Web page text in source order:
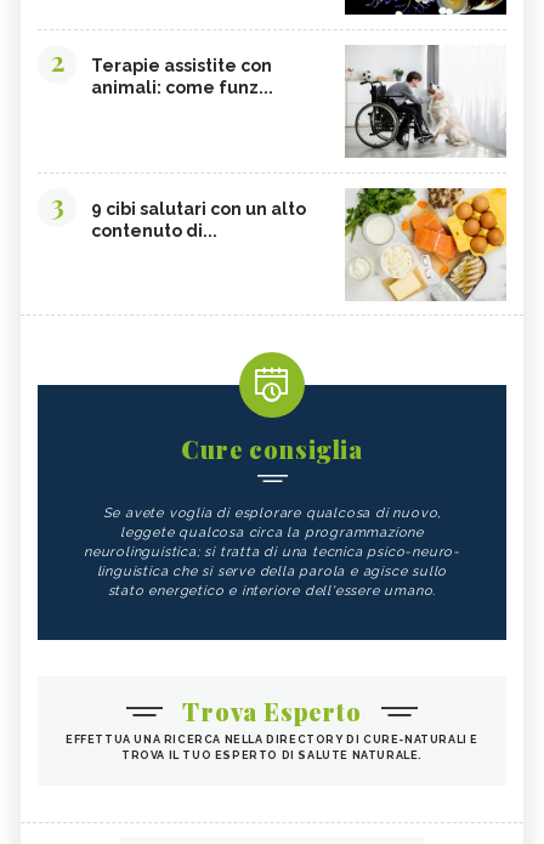
2
Terapie assistite con
animali: come funz...
3
9 cibi salutari con un alto
contenuto di...
Cure consiglia
Se avete voglia di esplorare qualcosa di nuovo,
leggete qualcosa circa la programmazione
neurolinguistica; si tratta di una tecnica psico-neuro-
linguistica che si serve della parola e agisce sullo
stato energetico e interiore dell'essere umano.
Trova Esperto
EFFETTUA UNA RICERCA NELLA DIRECTORY DI CURE-NATURALI E
TROVA IL TUO ESPERTO DI SALUTE NATURALE.